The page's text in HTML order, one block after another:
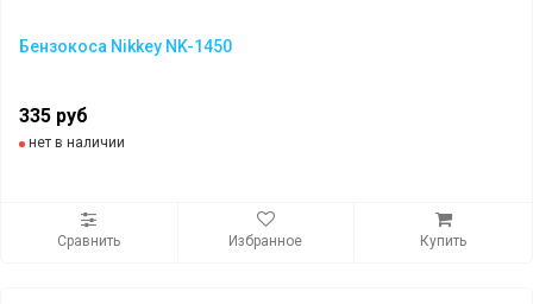
Бензокоса Nikkey NK-1450
335 руб
нет в наличии
Сравнить Избранное Купить